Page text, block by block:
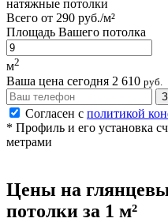
натяжные потолки
Всего от 290 руб./м²
Площадь Вашего потолка
м2
Ваша цена сегодня 2 610 руб.
Согласен с политикой
* Профиль и его установка
метрами
Цены на
потолки за 1 м²